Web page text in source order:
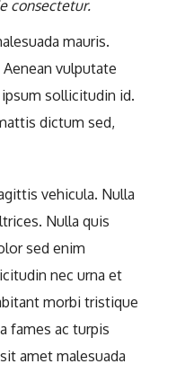
consectetur.
mauris.
vulputate
sollicitudin id.
dictum sed,
vehicula. Nulla
Nulla quis
sed enim
nec urna et
morbi tristique
fames ac turpis
amet malesuada